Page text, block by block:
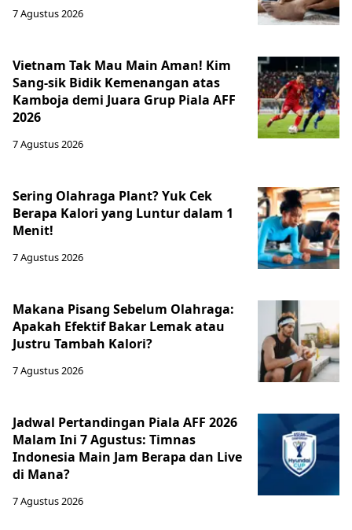
7 Agustus 2026
Vietnam Tak Mau Main Aman! Kim
Sang-sik Bidik Kemenangan atas
Kamboja demi Juara Grup Piala AFF
2026
7 Agustus 2026
Sering Olahraga Plant? Yuk Cek
Berapa Kalori yang Luntur dalam 1
Menit!
7 Agustus 2026
Makana Pisang Sebelum Olahraga:
Apakah Efektif Bakar Lemak atau
Justru Tambah Kalori?
7 Agustus 2026
Jadwal Pertandingan Piala AFF 2026
Malam Ini 7 Agustus: Timnas
Indonesia Main Jam Berapa dan Live
di Mana?
7 Agustus 2026